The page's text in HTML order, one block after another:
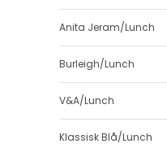
Anita Jeram/Lunch
Burleigh/Lunch
V&A/Lunch
Klassisk Blå/Lunch